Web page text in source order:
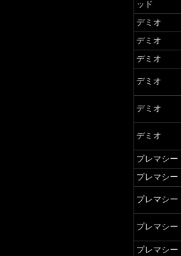
ッド
デミオ
デミオ
デミオ
デミオ
デミオ
デミオ
プレマシー
プレマシー
プレマシー
プレマシー
プレマシー